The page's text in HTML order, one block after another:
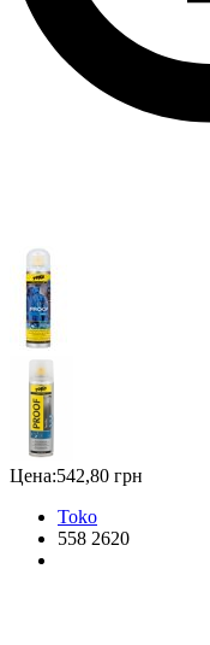
Цена:542,80 грн
Toko
558 2620